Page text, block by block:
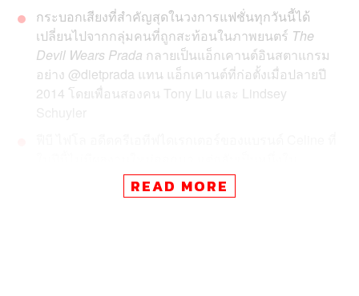
กระบอกเสียงที่สำคัญสุดในวงการแฟชั่นทุกวันนี้ได้
เปลี่ยนไปจากกลุ่มคนที่ถูกสะท้อนในภาพยนตร์ The
Devil Wears Prada กลายเป็นแอ็กเคานต์อินสตาแกรม
อย่าง @dietprada แทน แอ็กเคานต์ที่ก่อตั้งเมื่อปลายปี
2014 โดยเพื่อนสองคน Tony Liu และ Lindsey
ดีไซเนอร์ที่ได้รับการพูดถึงมากสุด ซึ่งราคายอดขายต่อ
ของไอเท็ม Resale ที่ฟีบีเคยดีไซน์ก็ขึ้นมากว่า 30% บน
READ MORE